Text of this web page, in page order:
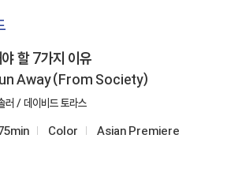
할 7가지 이유
Away (From Society)
러 / 데이비드 토라스
Color Asian Premiere